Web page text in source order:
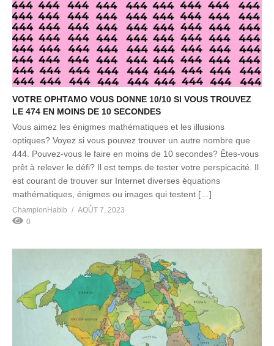
VOTRE OPHTAMO VOUS DONNE 10/10 SI VOUS TROUVEZ
LE 474 EN MOINS DE 10 SECONDES
Vous aimez les énigmes mathématiques et les illusions
optiques? Voyez si vous pouvez trouver un autre nombre que
444. Pouvez-vous le faire en moins de 10 secondes? Êtes-vous
prêt à relever le défi? Il est temps de tester votre perspicacité. Il
est courant de trouver sur Internet diverses équations
mathématiques, énigmes ou images qui testent […]
ChampionHabib
AOÛT 7, 2023
0